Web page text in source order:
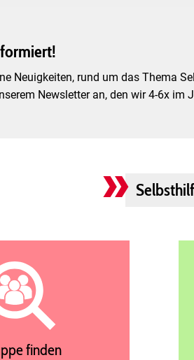
Neuigkeiten, rund um das Thema
Newsletter an, den wir 4-6x im
finden